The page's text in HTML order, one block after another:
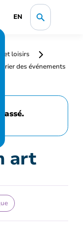
EN
et loisirs
des événements
art